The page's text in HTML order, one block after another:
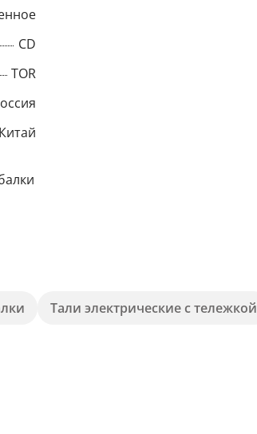
CD
TOR
Китай
Тали электрические с тележкой